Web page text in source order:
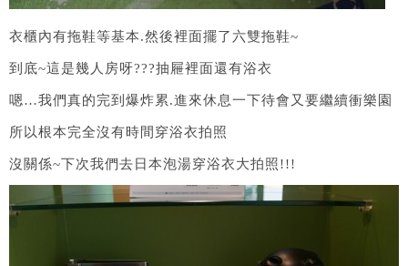
衣櫃內有拖鞋等基本.然後裡面擺了六雙拖鞋~
到底~這是幾人房呀???抽屜裡面還有浴衣
嗯…我們真的完到爆炸累.進來休息一下待會又要繼續衝樂園
所以根本完全沒有時間穿浴衣拍照
沒關係~下次我們去日本泡湯穿浴衣大拍照!!!